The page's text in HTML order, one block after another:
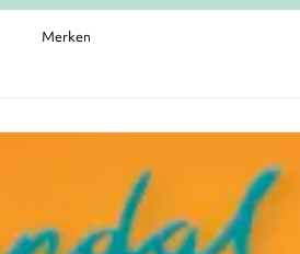
Merken